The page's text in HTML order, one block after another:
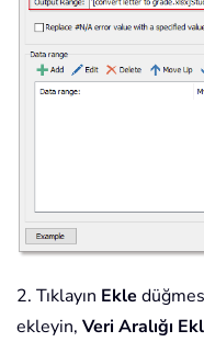
2. Tıklayın Ekle
ekleyin, Veri Aralığı